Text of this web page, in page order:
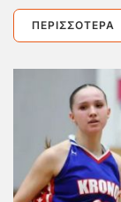
ΠΕΡΙΣΣΌΤΕΡΑ